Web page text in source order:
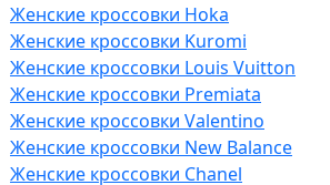
Женские кроссовки Hoka
Женские кроссовки Kuromi
Женские кроссовки Louis Vuitton
Женские кроссовки Premiata
Женские кроссовки Valentino
Женские кроссовки New Balance
Женские кроссовки Chanel